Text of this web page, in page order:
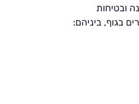
ובטיחות
בגוף, ביניהם: